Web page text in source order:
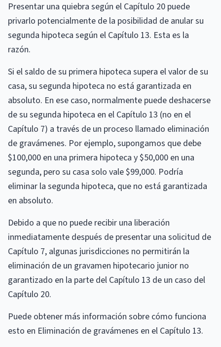
Presentar una quiebra según el Capítulo 20 puede
privarlo potencialmente de la posibilidad de anular su
segunda hipoteca según el Capítulo 13. Esta es la
razón.
Si el saldo de su primera hipoteca supera el valor de su
casa, su segunda hipoteca no está garantizada en
absoluto. En ese caso, normalmente puede deshacerse
de su segunda hipoteca en el Capítulo 13 (no en el
Capítulo 7) a través de un proceso llamado eliminación
de gravámenes. Por ejemplo, supongamos que debe
$100,000 en una primera hipoteca y $50,000 en una
segunda, pero su casa solo vale $99,000. Podría
eliminar la segunda hipoteca, que no está garantizada
en absoluto.
Debido a que no puede recibir una liberación
inmediatamente después de presentar una solicitud de
Capítulo 7, algunas jurisdicciones no permitirán la
eliminación de un gravamen hipotecario junior no
garantizado en la parte del Capítulo 13 de un caso del
Capítulo 20.
Puede obtener más información sobre cómo funciona
esto en Eliminación de gravámenes en el Capítulo 13.